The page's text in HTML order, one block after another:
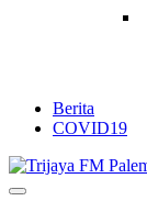
Berita
COVID19